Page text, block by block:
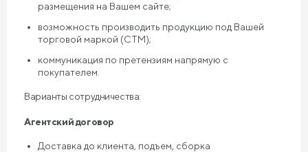
размещения на Вашем сайте;
возможность производить продукцию под Вашей
торговой маркой (СТМ);
коммуникация по претензиям напрямую с
покупателем.
Варианты сотрудничества:
Агентский договор
Доставка до клиента, подъем, сборка